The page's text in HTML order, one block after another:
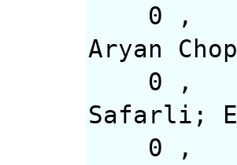
0 ,
Aryan
0 ,
Safarli;
0 , 0